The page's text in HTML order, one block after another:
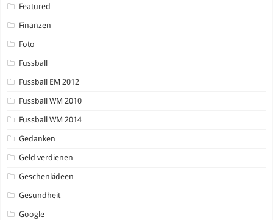
Featured
Finanzen
Foto
Fussball
Fussball EM 2012
Fussball WM 2010
Fussball WM 2014
Gedanken
Geld verdienen
Geschenkideen
Gesundheit
Google